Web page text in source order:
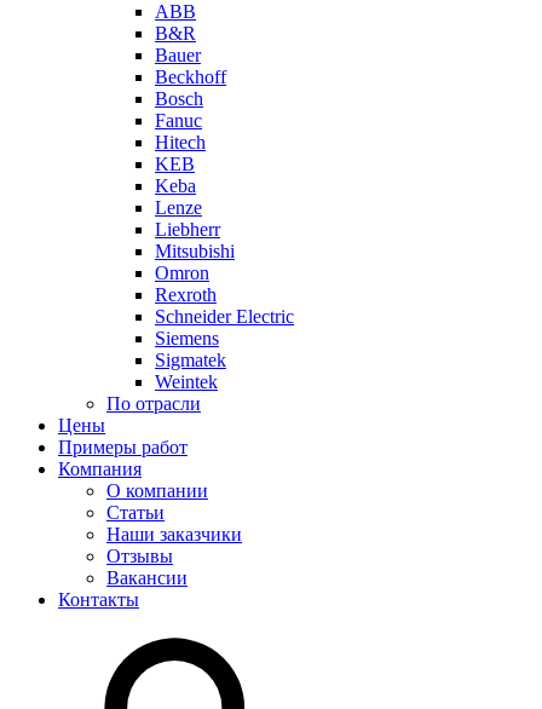
ABB
B&R
Bauer
Beckhoff
Bosch
Fanuc
Hitech
KEB
Keba
Lenze
Liebherr
Mitsubishi
Omron
Rexroth
Schneider Electric
Siemens
Sigmatek
Weintek
По отрасли
Цены
Примеры работ
Компания
О компании
Статьи
Наши заказчики
Отзывы
Вакансии
Контакты